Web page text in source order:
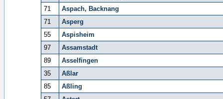
71
Aspach, Backnang
71
Asperg
55
Aspisheim
97
Assamstadt
89
Asselfingen
35
Aßlar
85
Aßling